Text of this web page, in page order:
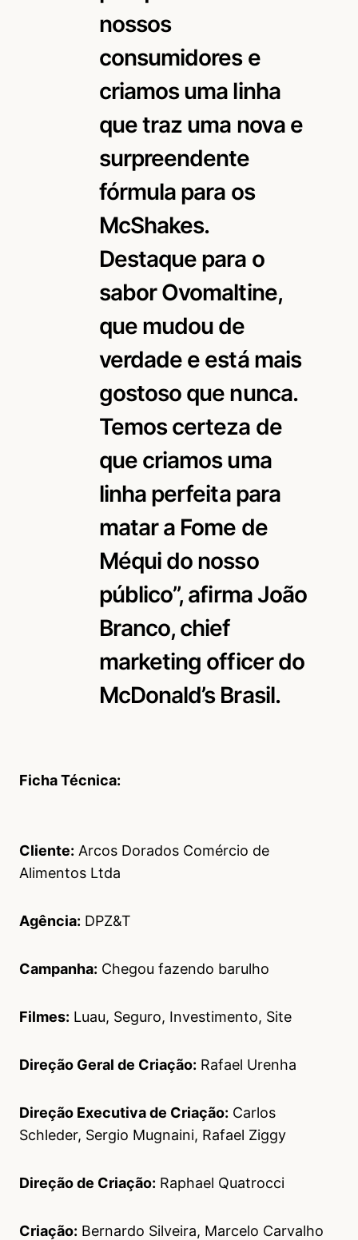
nossos
consumidores e
criamos uma linha
que traz uma nova e
surpreendente
fórmula para os
McShakes.
Destaque para o
sabor Ovomaltine,
que mudou de
verdade e está mais
gostoso que nunca.
Temos certeza de
que criamos uma
linha perfeita para
matar a Fome de
Méqui do nosso
público”, afirma João
Branco, chief
marketing officer do
McDonald’s Brasil.
Ficha Técnica:
Cliente: Arcos Dorados Comércio de
Alimentos Ltda
Agência: DPZ&T
Campanha: Chegou fazendo barulho
Filmes: Luau, Seguro, Investimento, Site
Direção Geral de Criação: Rafael Urenha
Direção Executiva de Criação: Carlos
Schleder, Sergio Mugnaini, Rafael Ziggy
Direção de Criação: Raphael Quatrocci
Criação: Bernardo Silveira, Marcelo Carvalho